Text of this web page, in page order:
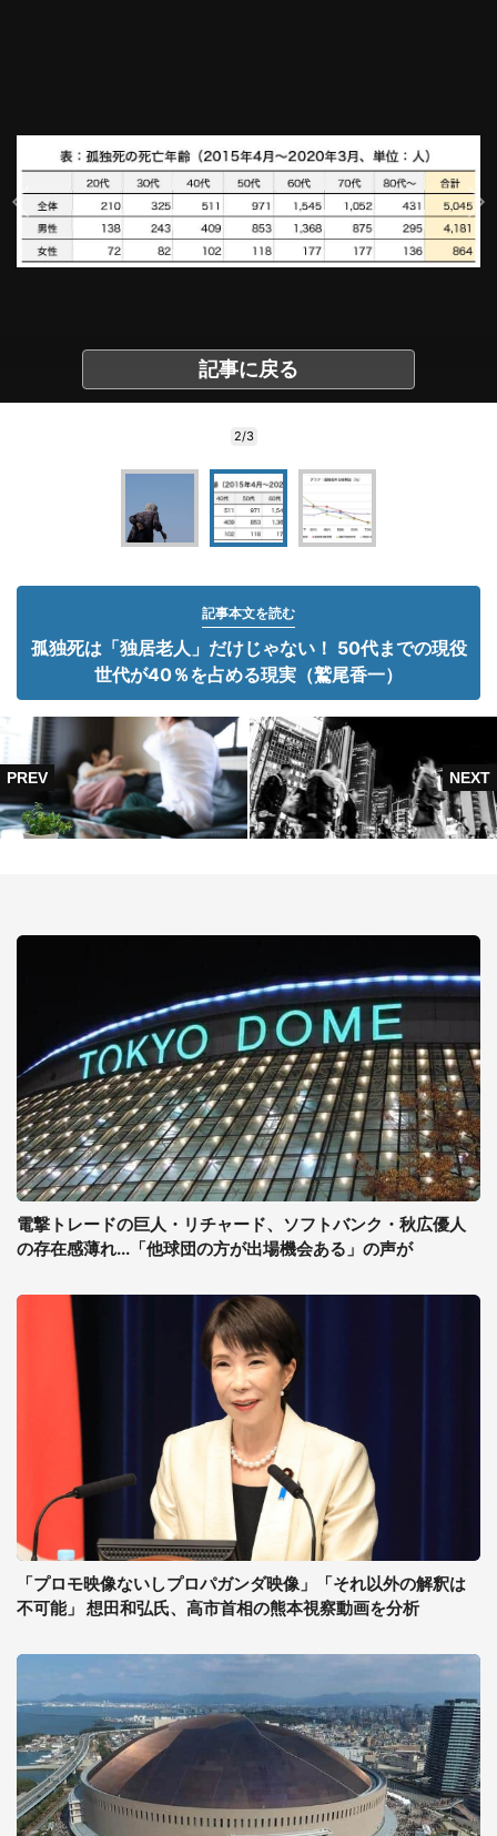
記事に戻る
2/3
記事本文を読む
孤独死は「独居老人」だけじゃない！ 50代までの現役
世代が40％を占める現実（鷲尾香一）
電撃トレードの巨人・リチャード、ソフトバンク・秋広優人
の存在感薄れ...「他球団の方が出場機会ある」の声が
「プロモ映像ないしプロパガンダ映像」「それ以外の解釈は
不可能」 想田和弘氏、高市首相の熊本視察動画を分析